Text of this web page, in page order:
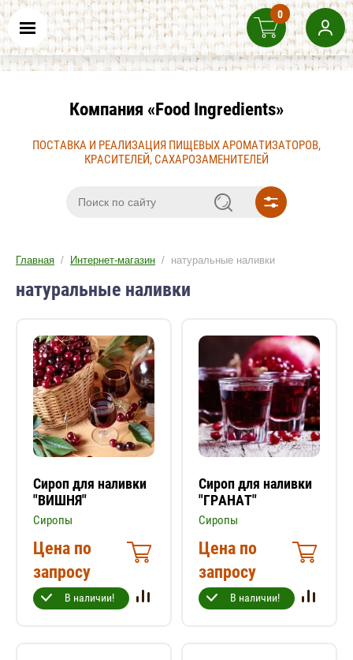
Компания «Food Ingredients»
ПОСТАВКА И РЕАЛИЗАЦИЯ ПИЩЕВЫХ АРОМАТИЗАТОРОВ,
КРАСИТЕЛЕЙ, САХАРОЗАМЕНИТЕЛЕЙ
Главная / Интернет-магазин / натуральные наливки
натуральные наливки
Сироп для наливки
"ВИШНЯ"
Сиропы
Цена по
запросу
В наличии!
Сироп для наливки
"ГРАНАТ"
Сиропы
Цена по
запросу
В наличии!
0